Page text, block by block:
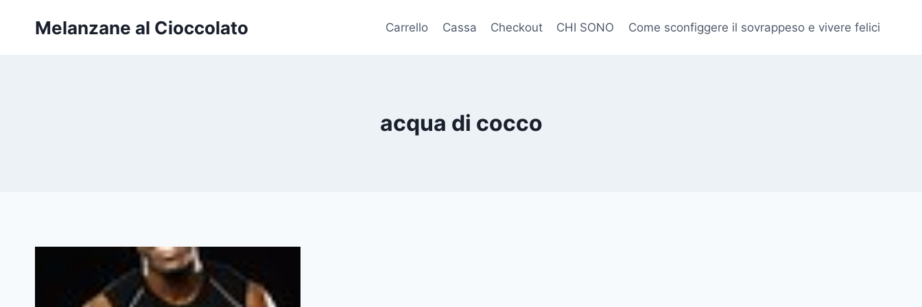
Melanzane al Cioccolato Carrello Cassa Checkout CHI SONO Come sconfiggere il sovrappeso e vivere felici
acqua di cocco